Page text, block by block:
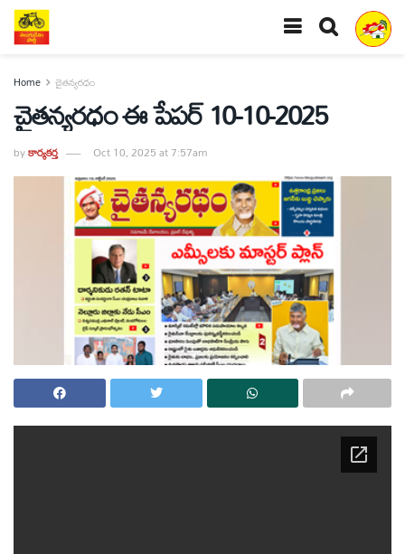
Home చైతన్యరధం
చైతన్యరధం ఈ పేపర్ 10-10-2025
byకార్యకర్త Oct 10, 2025 at 7:57am